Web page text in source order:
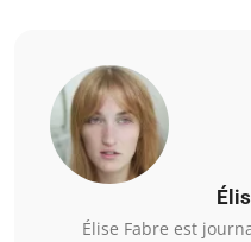
Élise Fabre est